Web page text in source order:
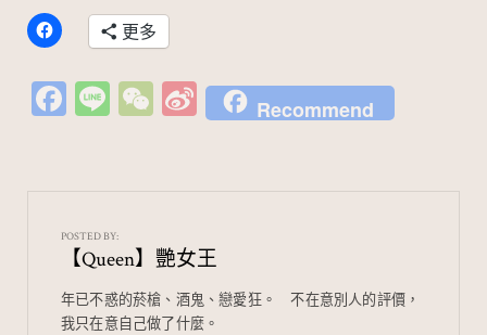
更多
Fa
o
o
k
Li W
at
Si
n
ei
b
o
Recommend
POSTED BY:
【Queen】艷女王
年已不惑的菸槍、酒鬼、戀愛狂。⠀ 不在意別人的評價，
我只在意自己做了什麼。